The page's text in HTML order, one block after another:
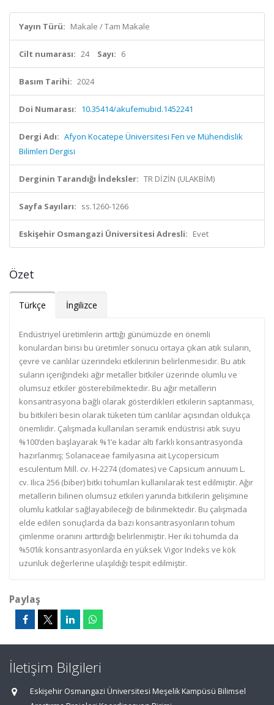
Yayın Türü: Makale / Tam Makale
Cilt numarası: 24 Sayı: 6
Basım Tarihi: 2024
Doi Numarası: 10.35414/akufemubid.1452241
Dergi Adı: Afyon Kocatepe Üniversitesi Fen ve Mühendislik
Bilimleri Dergisi
Derginin Tarandığı İndeksler: TR DİZİN (ULAKBİM)
Sayfa Sayıları: ss.1260-1266
Eskişehir Osmangazi Üniversitesi Adresli: Evet
Özet
Türkçe İngilizce
Endüstriyel üretimlerin arttığı günümüzde en önemli
konulardan birisi bu üretimler sonucu ortaya çıkan atık suların,
çevre ve canlılar üzerindeki etkilerinin belirlenmesidir. Bu atık
suların içeriğindeki ağır metaller bitkiler üzerinde olumlu ve
olumsuz etkiler gösterebilmektedir. Bu ağır metallerin
konsantrasyona bağlı olarak gösterdikleri etkilerin saptanması,
bu bitkileri besin olarak tüketen tüm canlılar açısından oldukça
önemlidir. Çalışmada kullanılan seramik endüstrisi atık suyu
%100’den başlayarak %1’e kadar altı farklı konsantrasyonda
hazırlanmış; Solanaceae familyasına ait Lycopersicum
esculentum Mill. cv. H-2274 (domates) ve Capsicum annuum L.
cv. Ilıca 256 (biber) bitki tohumları kullanılarak test edilmiştir. Ağır
metallerin bilinen olumsuz etkileri yanında bitkilerin gelişimine
olumlu katkılar sağlayabileceği de bilinmektedir. Bu çalışmada
elde edilen sonuçlarda da bazı konsantrasyonların tohum
çimlenme oranını arttırdığı belirlenmiştir. Her iki tohumda da
%50’lik konsantrasyonlarda en yüksek Vigor Indeks ve kök
uzunluk değerlerine ulaşıldığı tespit edilmiştir.
Paylaş
İletişim Bilgileri
Eskişehir Osmangazi Üniversitesi Meşelik Kampüsü Bilimsel